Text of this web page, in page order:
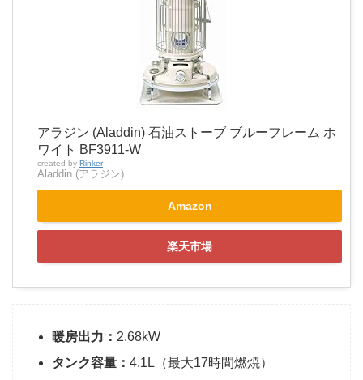
アラジン (Aladdin) 石油ストーブ ブルーフレーム ホ
ワイト BF3911-W
created by Rinker
Aladdin (アラジン)
Amazon
楽天市場
暖房出力： 2.68kW
タンク容量： 4.1L（最大17時間燃焼）